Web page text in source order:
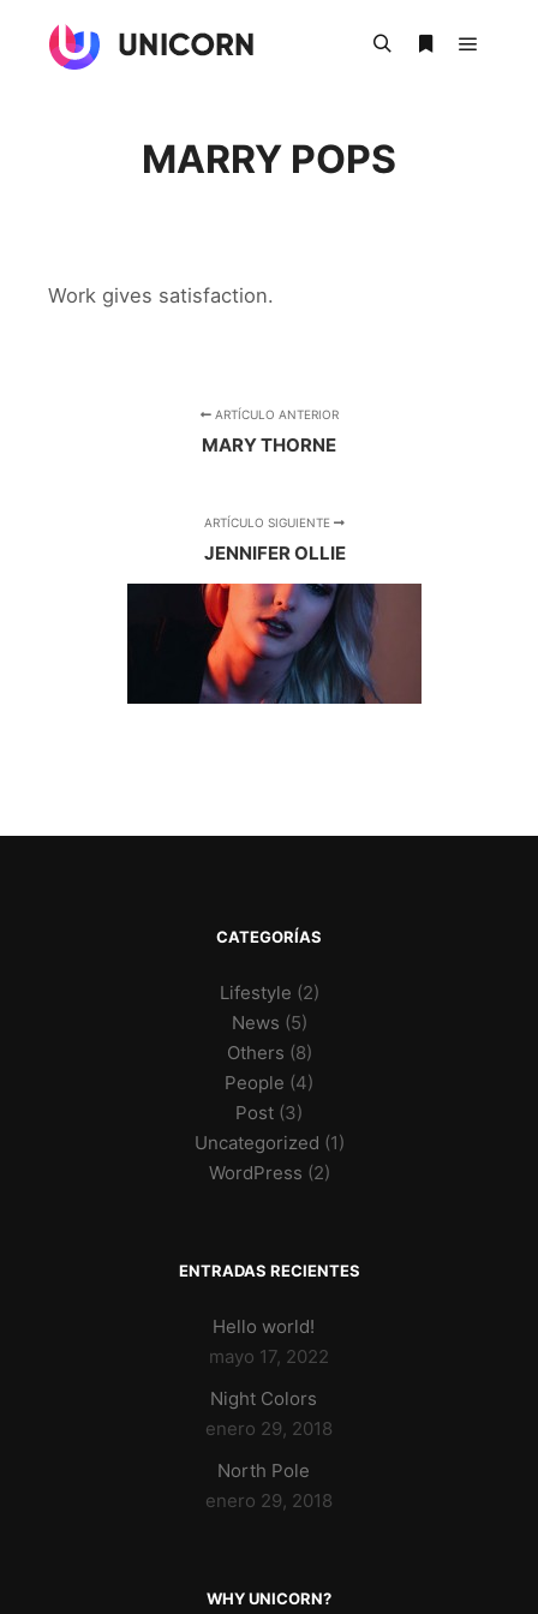
MARRY POPS
Work gives satisfaction.
ARTÍCULO ANTERIOR
MARY THORNE
ARTÍCULO SIGUIENTE
JENNIFER OLLIE
CATEGORÍAS
Lifestyle (2)
News (5)
Others (8)
People (4)
Post (3)
Uncategorized (1)
WordPress (2)
ENTRADAS RECIENTES
Hello world!
mayo 17, 2022
Night Colors
enero 29, 2018
North Pole
enero 29, 2018
WHY UNICORN?